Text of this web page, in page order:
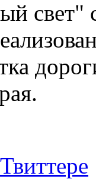
свет"